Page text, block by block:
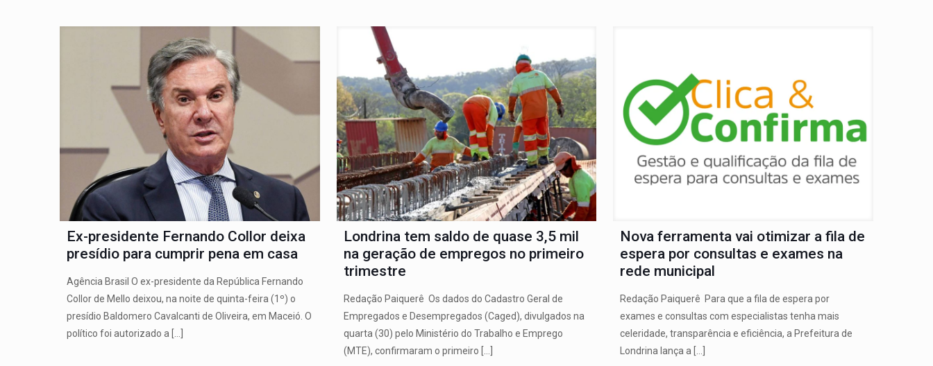
Ex-presidente Fernando Collor deixa
presídio para cumprir pena em casa
Agência Brasil O ex-presidente da República Fernando
Collor de Mello deixou, na noite de quinta-feira (1º) o
presídio Baldomero Cavalcanti de Oliveira, em Maceió. O
político foi autorizado a
Londrina tem saldo de quase 3,5 mil
na geração de empregos no primeiro
trimestre
Redação Paiquerê Os dados do Cadastro Geral de
Empregados e Desempregados (Caged), divulgados na
quarta (30) pelo Ministério do Trabalho e Emprego
(MTE), confirmaram o primeiro
Nova ferramenta vai otimizar a fila de
espera por consultas e exames na
rede municipal
Redação Paiquerê Para que a fila de espera por
exames e consultas com especialistas tenha mais
celeridade, transparência e eficiência, a Prefeitura de
Londrina lança a